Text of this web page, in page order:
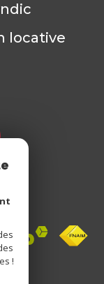
locative
!